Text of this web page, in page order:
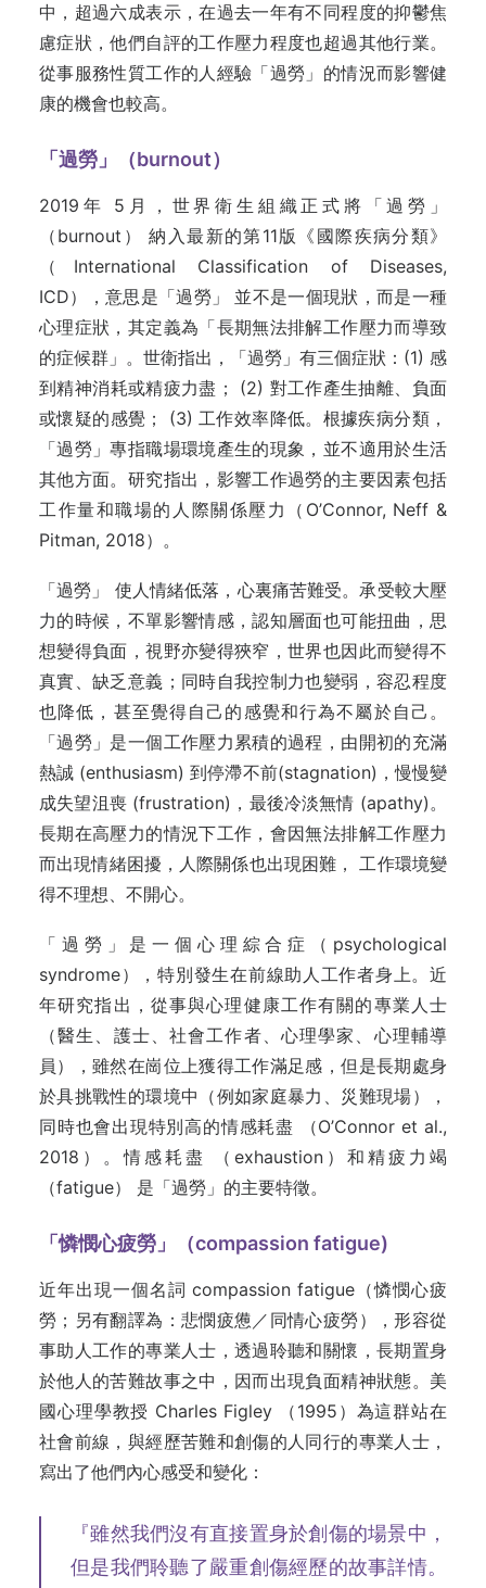
中，超過六成表示，在過去一年有不同程度的抑鬱焦
慮症狀，他們自評的工作壓力程度也超過其他行業。
從事服務性質工作的人經驗「過勞」的情況而影響健
康的機會也較高。
「 過勞 」 （burnout）
2019年 5月，世界衛生組織正式將「過勞」
（burnout） 納入最新的第11版《國際疾病分類》
（International Classification of Diseases,
ICD），意思是「過勞」 並不是一個現狀，而是一種
心理症狀，其定義為「長期無法排解工作壓力而導致
的症候群」。世衛指出，「過勞」有三個症狀：(1) 感
到精神消耗或精疲力盡； (2) 對工作產生抽離、負面
或懷疑的感覺； (3) 工作效率降低。根據疾病分類，
「過勞」專指職場環境產生的現象，並不適用於生活
其他方面。研究指出，影響工作過勞的主要因素包括
工作量和職場的人際關係壓力（O’Connor, Neff &
Pitman, 2018）。
「過勞」 使人情緒低落，心裏痛苦難受。承受較大壓
力的時候，不單影響情感，認知層面也可能扭曲，思
想變得負面，視野亦變得狹窄，世界也因此而變得不
真實、缺乏意義；同時自我控制力也變弱，容忍程度
也降低，甚至覺得自己的感覺和行為不屬於自己。
「過勞」是一個工作壓力累積的過程，由開初的充滿
熱誠 (enthusiasm) 到停滯不前(stagnation)，慢慢變
成失望沮喪 (frustration)，最後冷淡無情 (apathy)。
長期在高壓力的情況下工作，會因無法排解工作壓力
而出現情緒困擾，人際關係也出現困難， 工作環境變
得不理想、不開心。
「過勞」是一個心理綜合症（psychological
syndrome），特別發生在前線助人工作者身上。近
年研究指出，從事與心理健康工作有關的專業人士
（醫生、護士、社會工作者、心理學家、心理輔導
員），雖然在崗位上獲得工作滿足感，但是長期處身
於具挑戰性的環境中（例如家庭暴力、災難現場），
同時也會出現特別高的情感耗盡 （O’Connor et al.,
2018）。情感耗盡 （exhaustion）和精疲力竭
（fatigue） 是「過勞」的主要特徵。
「憐憫心疲勞 」（compassion fatigue)
近年出現一個名詞 compassion fatigue（憐憫心疲
勞；另有翻譯為：悲憫疲憊／同情心疲勞），形容從
事助人工作的專業人士，透過聆聽和關懷，長期置身
於他人的苦難故事之中，因而出現負面精神狀態。美
國心理學教授 Charles Figley （1995）為這群站在
社會前線，與經歷苦難和創傷的人同行的專業人士，
寫出了他們內心感受和變化：
『雖然我們沒有直接置身於創傷的場景中，
但是我們聆聽了嚴重創傷經歷的故事詳情。